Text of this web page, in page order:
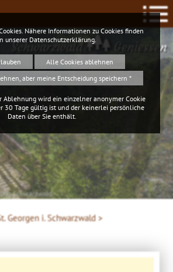
Schwarzwald Geniessen
Schwarzwald
Georgen i. Schwarzwald >
Nähere Informationen zu Cookies finden
unserer Datenschutzerklärung
Alle Cookies ablehnen
aber meine Entscheidung speichern *
Ablehnung wird ein einzelner anonymer Cookie
30 Tage gültig ist und der keinerlei persönliche
Daten über Sie enthält.